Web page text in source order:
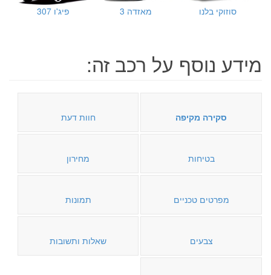
סוזוקי בלנו מאזדה 3 פיג'ו 307
מידע נוסף על רכב זה:
סקירה מקיפה חוות דעת
בטיחות מחירון
מפרטים טכניים תמונות
צבעים שאלות ותשובות